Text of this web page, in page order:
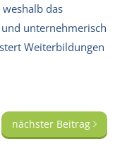
weshalb das
unternehmerisch
Weiterbildungen
nächster Beitrag